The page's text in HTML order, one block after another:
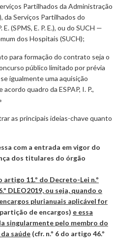
Partilhados da Administração
da Serviços Partilhados do
(SPMS, E. P. E.), ou do SUCH —
dos Hospitais (SUCH);
para formação do contrato seja o
público limitado por prévia
igualmente uma aquisição
quadro da ESPAP, I. P.,
as principais ideias-chave quanto
com a entrada em vigor do
dos titulares do órgão
artigo 11.º do Decreto-Lei n.º
DLEO2019, ou seja, quando o
plurianuais aplicável for
de encargos) e essa
singularmente pelo membro do
saúde (cfr. n.º 6 do artigo 46.º